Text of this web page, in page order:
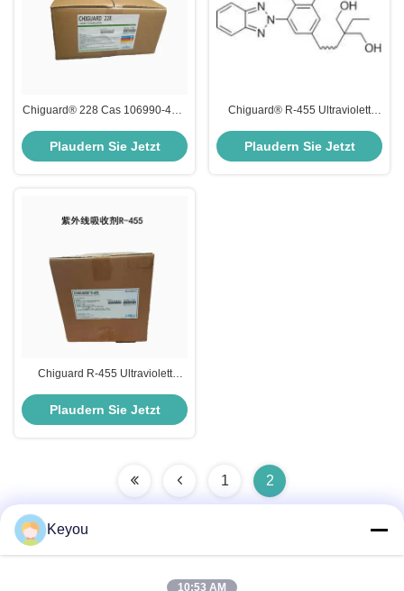
Chiguard® 228 Cas 106990-43-6
Chitec UV-Absorber
Plaudern Sie Jetzt
Chiguard® R-455 Ultraviolett
Mol
Plaudern Sie Jetzt
Chiguard R-455 Ultraviolett
115C
Plaudern Sie Jetzt
1 2
Keyou
10:53 AM